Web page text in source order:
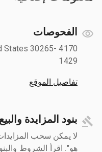
الفحوصات
States 30265-
1429
تفاصيل الموقع
بنود المزايدة والبيع
لا يمكن سحب
هو". اقرأ الشروط